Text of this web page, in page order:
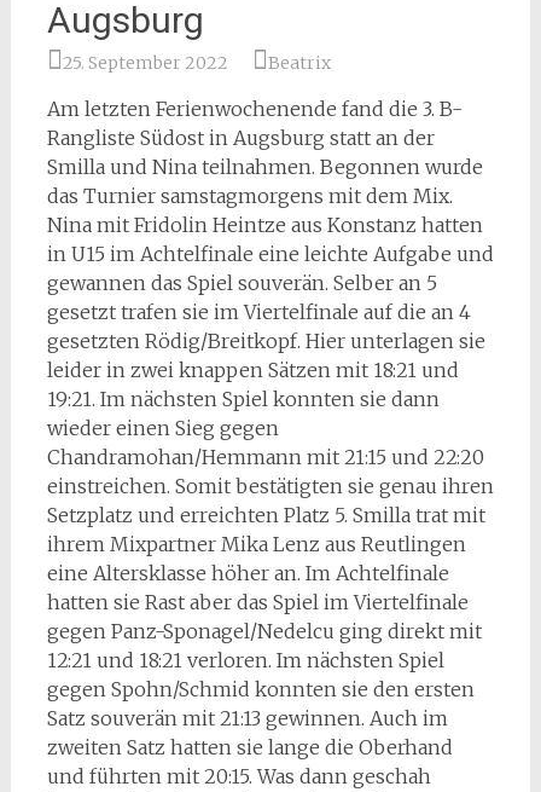
Augsburg
25. September 2022 Beatrix
Am letzten Ferienwochenende fand die 3. B-
Rangliste Südost in Augsburg statt an der
Smilla und Nina teilnahmen. Begonnen wurde
das Turnier samstagmorgens mit dem Mix.
Nina mit Fridolin Heintze aus Konstanz hatten
in U15 im Achtelfinale eine leichte Aufgabe und
gewannen das Spiel souverän. Selber an 5
gesetzt trafen sie im Viertelfinale auf die an 4
gesetzten Rödig/Breitkopf. Hier unterlagen sie
leider in zwei knappen Sätzen mit 18:21 und
19:21. Im nächsten Spiel konnten sie dann
wieder einen Sieg gegen
Chandramohan/Hemmann mit 21:15 und 22:20
einstreichen. Somit bestätigten sie genau ihren
Setzplatz und erreichten Platz 5. Smilla trat mit
ihrem Mixpartner Mika Lenz aus Reutlingen
eine Altersklasse höher an. Im Achtelfinale
hatten sie Rast aber das Spiel im Viertelfinale
gegen Panz-Sponagel/Nedelcu ging direkt mit
12:21 und 18:21 verloren. Im nächsten Spiel
gegen Spohn/Schmid konnten sie den ersten
Satz souverän mit 21:13 gewinnen. Auch im
zweiten Satz hatten sie lange die Oberhand
und führten mit 20:15. Was dann geschah